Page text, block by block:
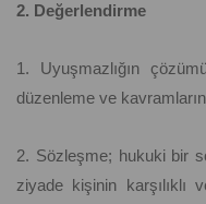
2. Değerlendirme
1. Uyuşmazlığın
düzenleme ve
2. Sözleşme; hukuki bir
ziyade kişinin karşılıklı